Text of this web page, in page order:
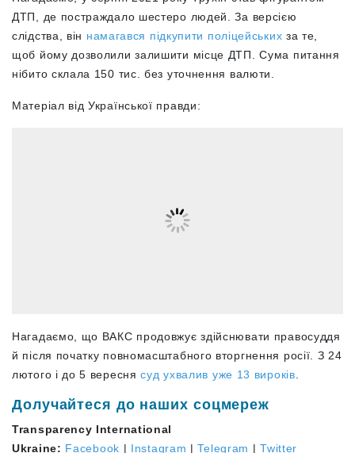
ДТП, де постраждало шестеро людей. За версією
слідства, він намагався підкупити поліцейських за те,
щоб йому дозволили залишити місце ДТП. Сума питання
нібито склала 150 тис. без уточнення валюти.
Матеріал від Української правди:
Нагадаємо, що ВАКС продовжує здійснювати правосуддя
й після початку повномасштабного вторгнення росії. З 24
лютого і до 5 вересня суд ухвалив уже 13 вироків
Долучайтеся до наших соцмереж
Transparency International
Ukraine: Facebook | Instagram |Telegram |Twitter